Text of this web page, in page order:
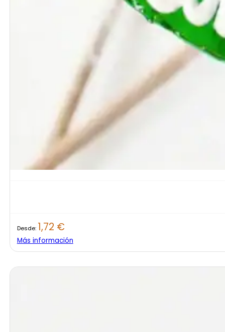
Desde: 1,72 €
Más información